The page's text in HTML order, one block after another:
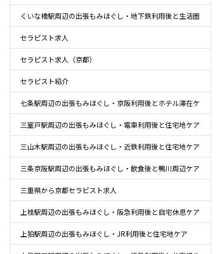
くいな橋駅周辺の出張もみほぐし・地下鉄利用後と生活圏
ケア
セラピスト求人
セラピスト求人（京都）
セラピスト紹介
七条駅周辺の出張もみほぐし・京阪利用後とホテル滞在ケ
ア
三室戸駅周辺の出張もみほぐし・電車利用後と住宅地ケア
三山木駅周辺の出張もみほぐし・近鉄利用後と住宅地ケア
三条京阪駅周辺の出張もみほぐし・飲食後と鴨川周辺ケア
三重県から京都セラピスト求人
上桂駅周辺の出張もみほぐし・阪急利用後と自宅休息ケア
上狛駅周辺の出張もみほぐし・JR利用後と住宅地ケア